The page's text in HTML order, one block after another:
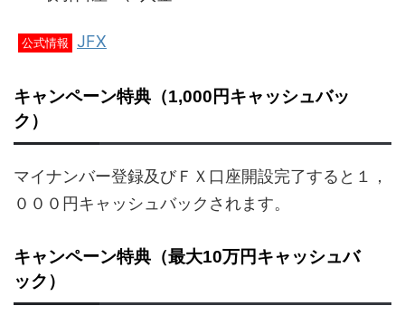
公式情報 JFX
キャンペーン特典（1,000円キャッシュバッ
ク）
マイナンバー登録及びＦＸ口座開設完了すると１，
０００円キャッシュバックされます。
キャンペーン特典（最大10万円キャッシュバ
ック）